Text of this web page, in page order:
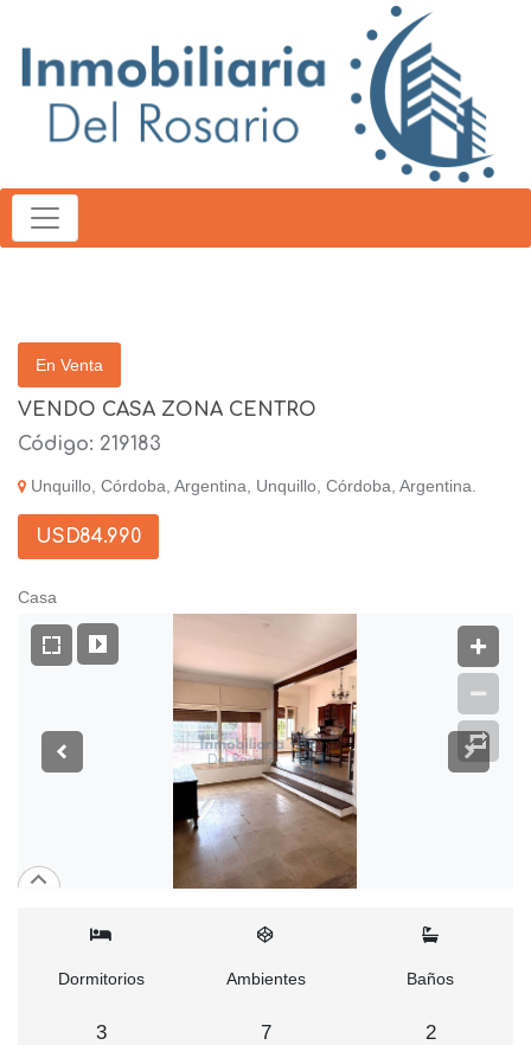
En Venta
VENDO CASA ZONA CENTRO
Código: 219183
Unquillo, Córdoba, Argentina, Unquillo, Córdoba, Argentina.
USD84.990
Casa
Dormitorios
3
Ambientes
7
Baños
2